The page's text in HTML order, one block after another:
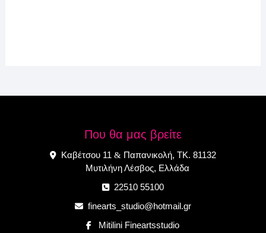
Που θα μας βρείτε
Καβέτσου 11 &Παπανικολή, ΤΚ. 81132
Μυτιλήνη Λέσβος, Ελλάδα
22510 55100
finearts_studio@hotmail.gr
Mitilini Fineartsstudio